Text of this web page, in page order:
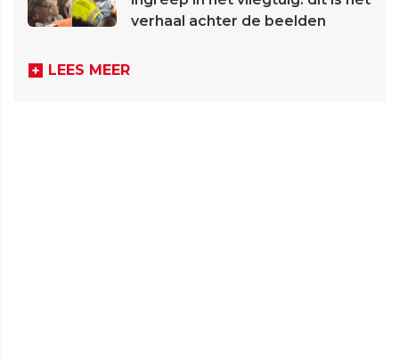
verhaal achter de beelden
LEES MEER